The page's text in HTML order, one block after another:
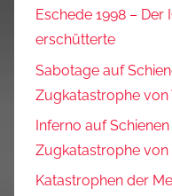
Eschede 1998 – Der
erschütterte
Sabotage auf
Zugkatastrophe von
Inferno auf
Zugkatastrophe von
Katastrophen der